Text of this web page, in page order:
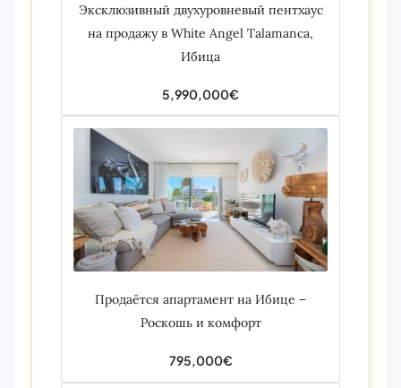
Эксклюзивный двухуровневый пентхаус
на продажу в White Angel Talamanca,
Ибица
5,990,000€
Продаётся апартамент на Ибице –
Роскошь и комфорт
795,000€